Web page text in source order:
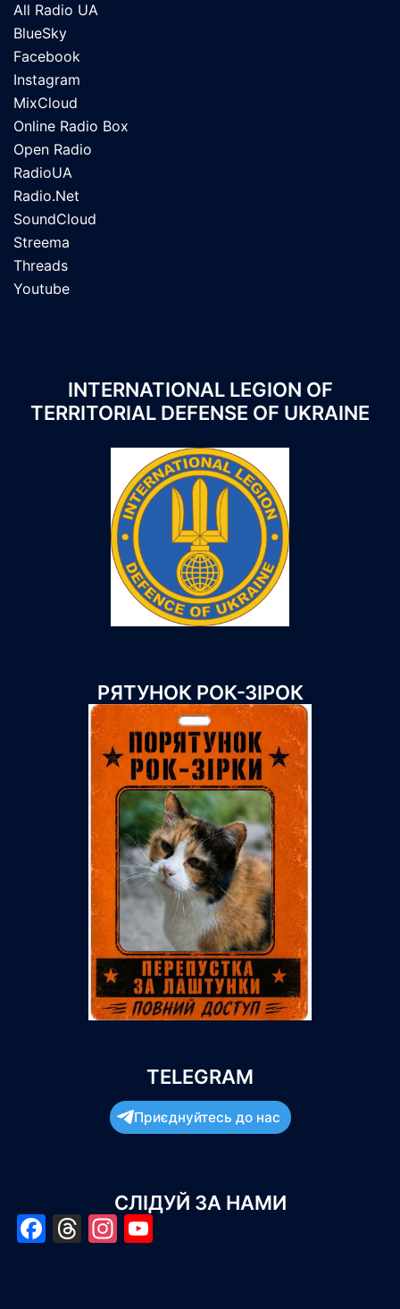
All Radio UA
BlueSky
Facebook
Instagram
MixCloud
Online Radio Box
Open Radio
RadioUA
Radio.Net
SoundCloud
Streema
Threads
Youtube
INTERNATIONAL LEGION OF
TERRITORIAL DEFENSE OF UKRAINE
РЯТУНОК РОК-ЗІРОК
TELEGRAM
Приєднуйтесь до нас
СЛІДУЙ ЗА НАМИ
Facebook
Threads
Instagram